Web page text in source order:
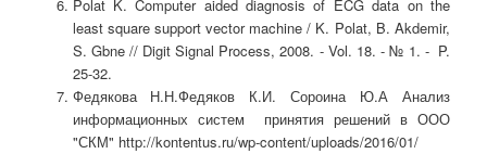
Polat K. Computer aided diagnosis of ECG data on the
least square support vector machine / K. Polat, B. Akdemir,
S. Gbne // Digit Signal Process, 2008. - Vol. 18. - № 1. - P.
25-32.
Федякова Н.Н.Федяков К.И. Сороина Ю.А Анализ
информационных систем принятия решений в ООО
"СКМ" http://kontentus.ru/wp-content/uploads/2016/01/